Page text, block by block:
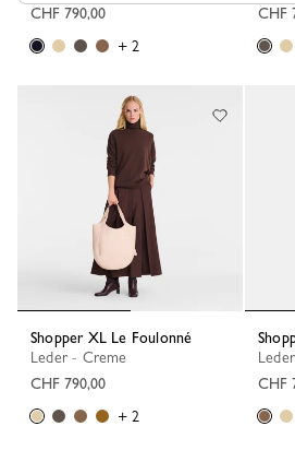
CHF 790,00
+ 2
CHF
Shopper XL Le Foulonné
Leder - Creme
CHF 790,00
+ 2
CHF